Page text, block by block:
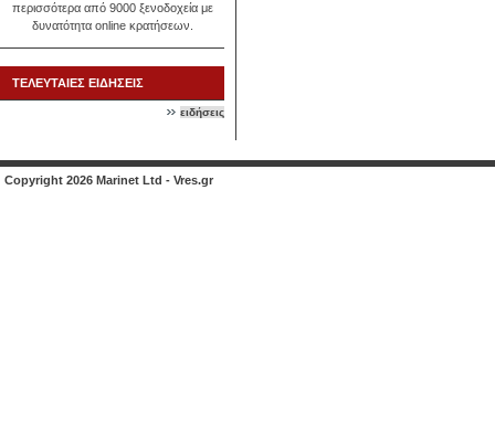
περισσότερα από 9000 ξενοδοχεία με
δυνατότητα online κρατήσεων.
ΤΕΛΕΥΤΑΙΕΣ ΕΙΔΗΣΕΙΣ
ειδήσεις
Copyright 2026 Marinet Ltd - Vres.gr